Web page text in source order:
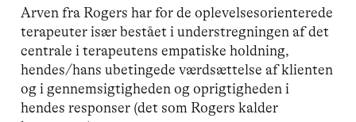
Arven fra Rogers har for de oplevelsesorienterede
terapeuter især bestået i understregningen af det
centrale i terapeutens empatiske holdning,
hendes/hans ubetingede værdsættelse af klienten
og i gennemsigtigheden og oprigtigheden i
hendes responser (det som Rogers kalder